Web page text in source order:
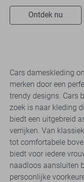
Ontdek nu
Cars dameskleding
merken door een
trendy designs. Cars
zoek is naar kleding
biedt een uitgebreid
verrijken. Van
tot comfortabele
biedt voor iedere
naadloos aansluiten
persoonlijke